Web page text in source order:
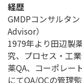
経歴
GMDPコンサルタ
Advisor）
1979年より田辺製
究、プロセス・工
薬QA、コーポレー
にてQA/QCの管理